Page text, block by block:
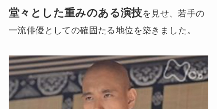
堂々とした重みのある演技を見せ、若手の
一流俳優としての確固たる地位を築きました。